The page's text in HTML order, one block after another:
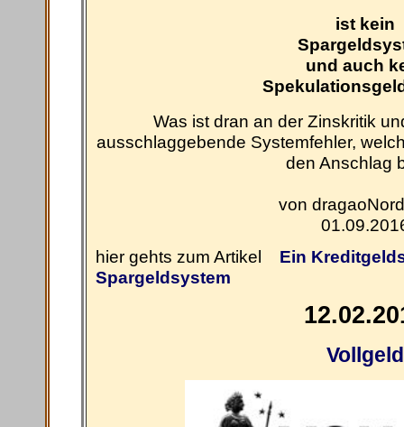
ist kein
und auch
Was ist dran an der Zinskritik
ausschlaggebende Systemfehler,
den Anschlag
von
hier gehts zum Artikel Ein
Spargeldsystem
Vollgeld